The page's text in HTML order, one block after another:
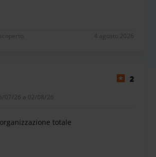
4 agosto 2026
2
07/26 a 02/08/26
totale